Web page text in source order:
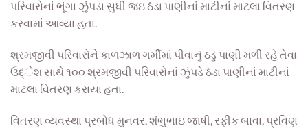
પરિવારોનાં ભૂંગા ઝુંપડા સુધી જઇ ઠંડા પાણીનાં માટીનાં માટલા વિતરણ
કરવામાં આવ્યા હતા.
શ્રમજીવી પરિવારોને કાળઝાળ ગર્મીમાં પીવાનું ઠડું પાણી મળી રહે તેવા
ઉદ્‌ેશ સાથે ૧૦૦ શ્રમજીવી પરિવારોનાં ઝુંપડે ઠંડા પાણીનાં માટીનાં
માટલા વિતરણ કરાયા હતા.
વિતરણ વ્યવસ્થા પ્રબોધ મુનવર, શંભુભાઇ જાષી, રફીક બાવા, પ્રવિણ